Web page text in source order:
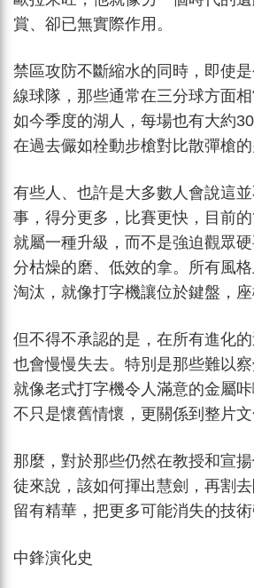
賞、卻已無實際作用。
禁區攻防不斷縮水的同時，即使
線球隊，那些通常在三分球方面
如今季度的湖人，每場也有大約
在過去儼如栓動步槍對比散彈槍的
有些人、也許是大多數人會說這
事，得分更多，比賽更快，目前
就屬一種升級，而不是強迫觀眾
分枯燥的磨、低效的拿。所有風
淘汰，就像打字機讓位於鍵盤，座
但不得不承認的是，在所有進化
也會慢慢失去。特別是那些難以
就像老式打字機令人滿意的金屬
不只是懷舊情懷，更關係到整片文
那麼，對於那些仍然在教授和宣
徒來說，該如何揮出慧劍，再割
留有精華，把更多可能消失的技
中鋒演化史